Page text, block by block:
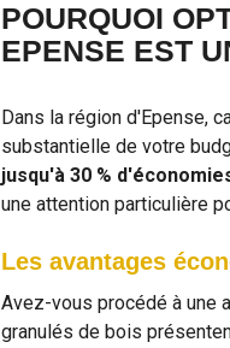
POURQUOI
EPENSE EST
Dans la région d'Epense,
substantielle de votre
jusqu'à 30 %
une attention particulière
Les avantages
Avez-vous procédé à une
granulés de bois